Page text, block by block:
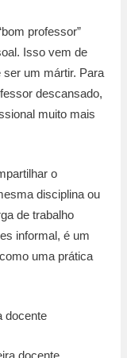
professor”
Isso vem de
ser um mártir. Para
descansado,
muito mais
o
disciplina ou
de trabalho
informal, é um
uma prática
docente